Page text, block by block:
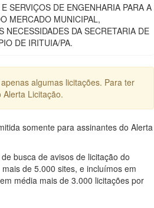
SERVIÇOS DE ENGENHARIA PARA A
MERCADO MUNICIPAL,
NECESSIDADES DA SECRETARIA DE
DE IRITUIA/PA.
algumas licitações. Para ter
Licitação.
somente para assinantes do Alerta
busca de avisos de licitação do
de 5.000 sites, e incluímos em
média mais de 3.000 licitações por